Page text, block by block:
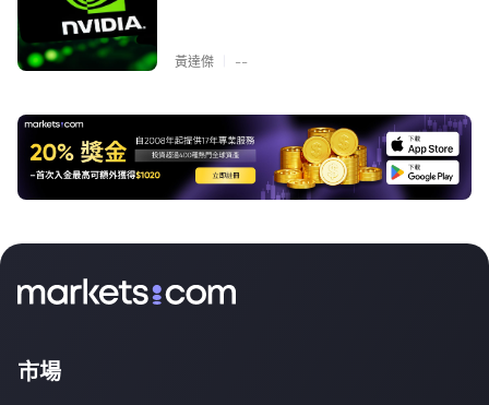
黃達傑 --
市場